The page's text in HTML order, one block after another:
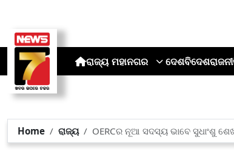
ରାଜ୍ୟ ମହାନଗର ଦେଶବିଦେଶ
Home ରାଜ୍ୟ OERCର ନୂଆ ସଦସ୍ୟ ଭାବେ ସୁଧାଂଶୁ